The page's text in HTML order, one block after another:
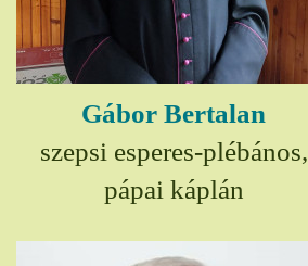
Gábor Bertalan
szepsi esperes-plébános,
pápai káplán